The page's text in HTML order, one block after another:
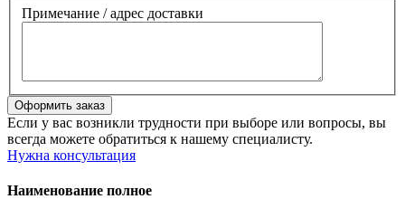
Примечание / адрес доставки
Если у вас возникли трудности при выборе или вопросы, вы
всегда можете обратиться к нашему специалисту.
Нужна консультация
Наименование полное